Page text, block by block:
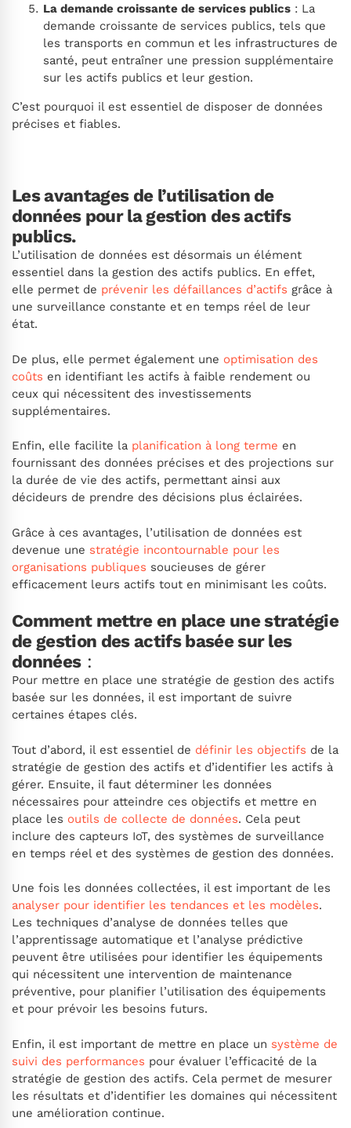
La demande croissante de services publics : La
demande croissante de services publics, tels que
les transports en commun et les infrastructures de
santé, peut entraîner une pression supplémentaire
sur les actifs publics et leur gestion.
C’est pourquoi il est essentiel de disposer de données
précises et fiables.
Les avantages de l’utilisation de
données pour la gestion des actifs
publics.
L’utilisation de données est désormais un élément
essentiel dans la gestion des actifs publics. En effet,
elle permet de prévenir les défaillances d’actifs grâce à
une surveillance constante et en temps réel de leur
état.
De plus, elle permet également une optimisation des
coûts en identifiant les actifs à faible rendement ou
ceux qui nécessitent des investissements
supplémentaires.
Enfin, elle facilite la planification à long terme en
fournissant des données précises et des projections sur
la durée de vie des actifs, permettant ainsi aux
décideurs de prendre des décisions plus éclairées.
Grâce à ces avantages, l’utilisation de données est
devenue une stratégie incontournable pour les
organisations publiques soucieuses de gérer
efficacement leurs actifs tout en minimisant les coûts.
Comment mettre en place une stratégie
de gestion des actifs basée sur les
données:
Pour mettre en place une stratégie de gestion des actifs
basée sur les données, il est important de suivre
certaines étapes clés.
Tout d’abord, il est essentiel de définir les objectifs de la
stratégie de gestion des actifs et d’identifier les actifs à
gérer. Ensuite, il faut déterminer les données
nécessaires pour atteindre ces objectifs et mettre en
place les outils de collecte de données. Cela peut
inclure des capteurs IoT, des systèmes de surveillance
en temps réel et des systèmes de gestion des données.
Une fois les données collectées, il est important de les
analyser pour identifier les tendances et les modèles.
Les techniques d’analyse de données telles que
l’apprentissage automatique et l’analyse prédictive
peuvent être utilisées pour identifier les équipements
qui nécessitent une intervention de maintenance
préventive, pour planifier l’utilisation des équipements
et pour prévoir les besoins futurs.
Enfin, il est important de mettre en place un système de
suivi des performances pour évaluer l’efficacité de la
stratégie de gestion des actifs. Cela permet de mesurer
les résultats et d’identifier les domaines qui nécessitent
une amélioration continue.